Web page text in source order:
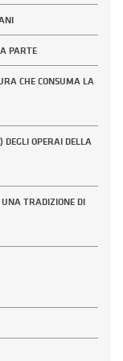
PARTE
CHE CONSUMA LA
OPERAI DELLA
UNA TRADIZIONE DI